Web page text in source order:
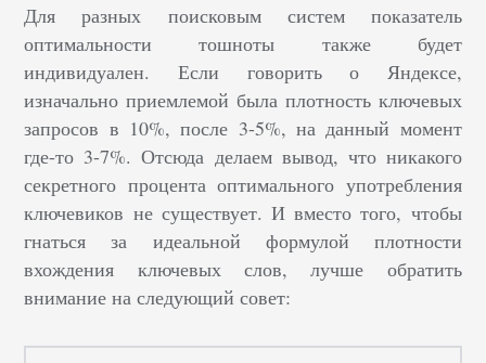
Для разных поисковым систем показатель
оптимальности тошноты также будет
индивидуален. Если говорить о Яндексе,
изначально приемлемой была плотность ключевых
запросов в 10%, после 3-5%, на данный момент
где-то 3-7%. Отсюда делаем вывод, что никакого
секретного процента оптимального употребления
ключевиков не существует. И вместо того, чтобы
гнаться за идеальной формулой плотности
вхождения ключевых слов, лучше обратить
внимание на следующий совет: